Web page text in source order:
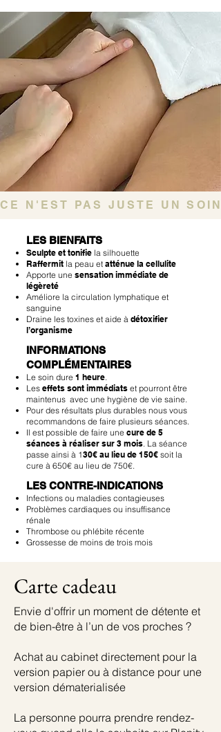
CE N'EST PAS JUSTE UN
LES BIENFAITS
Sculpte et tonifie la silhouette
Raffermit la peau et atténue la cellulite
Apporte une sensation immédiate de
légèreté
Améliore la circulation lymphatique et
sanguine
Draine les toxines et aide à détoxifier
l’organisme
INFORMATIONS
COMPLÉMENTAIRES
Le soin dure 1 heure.​
Les effets sont immédiats et pourront être
maintenus avec une hygiène de vie saine.​
Pour des résultats plus durables nous vous
recommandons de faire plusieurs séances.​
Il est possible de faire une cure de 5
séances à réaliser sur 3 mois. La séance
passe ainsi à 130€ au lieu de 150€ soit la
cure à 650€ au lieu de 750€.
LES CONTRE-INDICATIONS
Infections ou maladies contagieuses​​
Problèmes cardiaques ou insuffisance
rénale​
​Thrombose ou phlébite récente​
​Grossesse de moins de trois mois
Carte cadeau
Envie d'offrir un moment de détente et
de bien-être à l’un de vos proches ?
Achat au cabinet directement pour la
version papier ou à distance pour une
version dématerialisée
La personne pourra prendre rendez-